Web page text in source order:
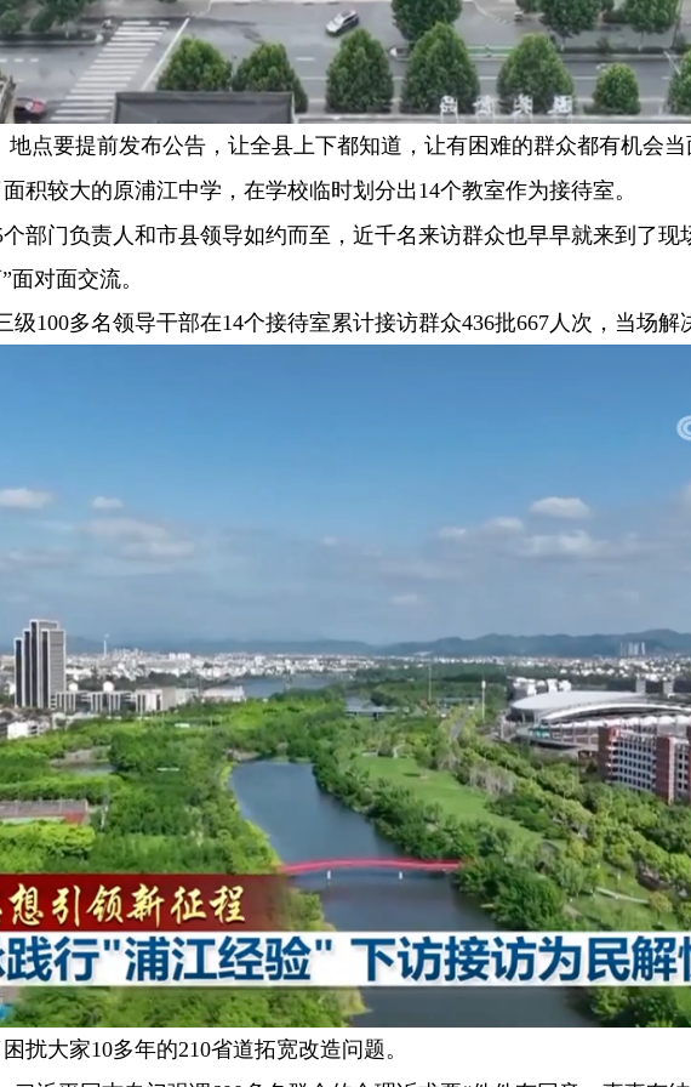
点要提前发布公告，让全县上下都知道，让有困难的群众都有机会
积较大的原浦江中学，在学校临时划分出14个教室作为接待室。
门负责人和市县领导如约而至，近千名来访群众也早早就来到了现
对面交流。
多名领导干部在14个接待室累计接访群众436批667人次，当场解
大家10多年的210省道拓宽改造问题。